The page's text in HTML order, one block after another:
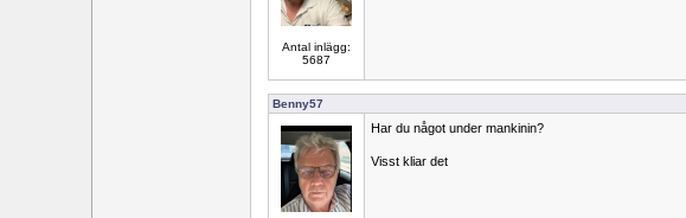
Antal inlägg:
5687
Benny57
Har du något under mankinin?
Visst kliar det